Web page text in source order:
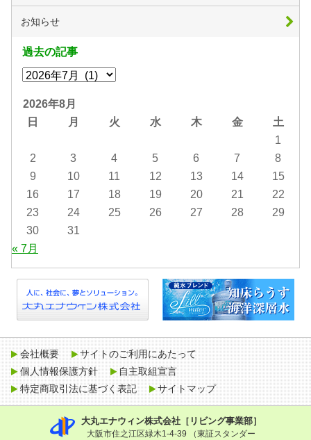
お知らせ
過去の記事
2026年8月
日
月 火 水 木 金
土
1
2
3 4 5 6 7
8
9
10 11 12 13 14
15
16
17 18 19 20 21
22
23
24 25 26 27 28
29
30
31
« 7月
会社概要
サイトのご利用にあたって
個人情報保護方針
自主取組宣言
特定商取引法に基づく表記
サイトマップ
大丸エナウィン株式会社［リビング事業部］
大阪市住之江区緑木1-4-39 （東証スタンダー